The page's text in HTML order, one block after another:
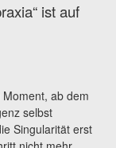
ist auf
ab dem
selbst
Singularität erst